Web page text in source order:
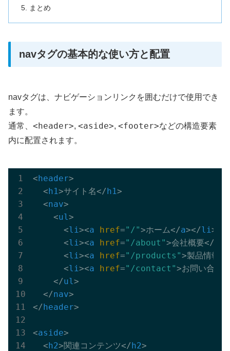
まとめ
navタグの基本的な使い方と配置
navタグは、ナビゲーションリンクを囲むだけで使用でき
ます。
通常、 <header>, <aside>, <footer>などの構造要素
内に配置されます。
<header>
<h1 >サイト名</h1 >
<nav>
<ul >
<li ><a href="/">ホーム</a></li >
<li ><a href="/about">会社概要</
<li ><a href="/products">製品情報
<li ><a href="/contact">お問い合わ
</ul >
</nav>
</header>
<aside>
<h2>関連コンテンツ</h2>